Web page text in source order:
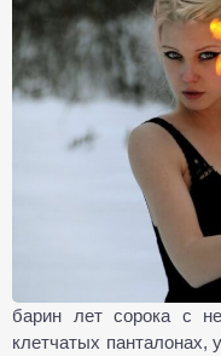
барин лет сорока с
клетчатых панталонах,